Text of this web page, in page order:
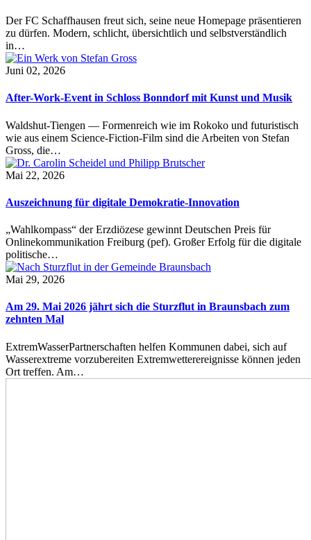
Der FC Schaffhausen freut sich, seine neue Homepage präsentieren
zu dürfen. Modern, schlicht, übersichtlich und selbstverständlich
in…
Juni 02, 2026
After-Work-Event in Schloss Bonndorf mit Kunst und Musik
Waldshut-Tiengen — Formenreich wie im Rokoko und futuristisch
wie aus einem Science-Fiction-Film sind die Arbeiten von Stefan
Gross, die…
Mai 22, 2026
Auszeichnung für digitale Demokratie-Innovation
„Wahlkompass“ der Erzdiözese gewinnt Deutschen Preis für
Onlinekommunikation Freiburg (pef). Großer Erfolg für die digitale
politische…
Mai 29, 2026
Am 29. Mai 2026 jährt sich die Sturzflut in Braunsbach zum
zehnten Mal
ExtremWasserPartnerschaften helfen Kommunen dabei, sich auf
Wasserextreme vorzubereiten Extremwetterereignisse können jeden
Ort treffen. Am…